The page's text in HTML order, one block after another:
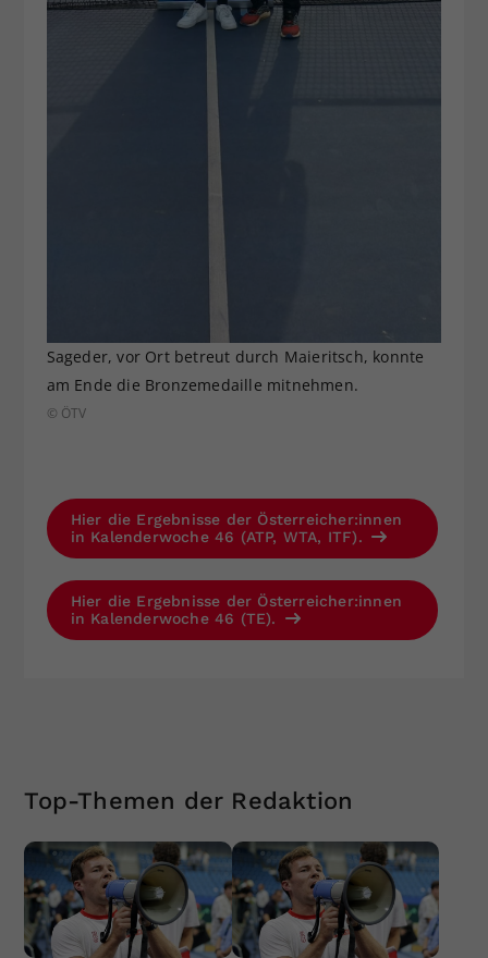
Sageder, vor Ort betreut durch Maieritsch, konnte
am Ende die Bronzemedaille mitnehmen.
© ÖTV
Hier die Ergebnisse der Österreicher:innen
in Kalenderwoche 46 (ATP, WTA, ITF).
Hier die Ergebnisse der Österreicher:innen
in Kalenderwoche 46 (TE).
Top-Themen der Redaktion